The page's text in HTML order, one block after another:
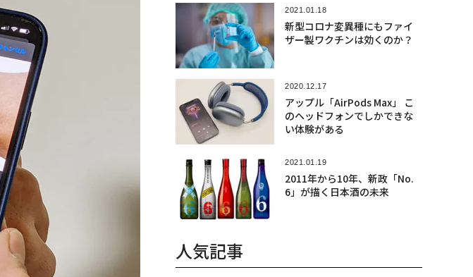
2021.01.18
新型コロナ変異種にもファイ
ザー製ワクチンは効くのか？
2020.12.17
アップル「AirPods Max」 こ
のヘッドフォンでしかできな
い体験がある
2021.01.19
2011年から10年、新政「No.
6」が描く日本酒の未来
人気記事